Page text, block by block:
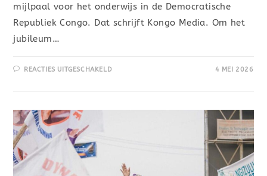
mijlpaal voor het onderwijs in de Democratische
Republiek Congo. Dat schrijft Kongo Media. Om het
jubileum…
REACTIES UITGESCHAKELD 4 MEI 2026